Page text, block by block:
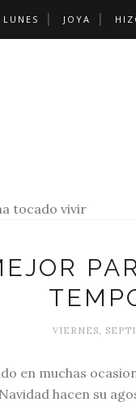
JOYA
tocado vivir
VIERNES,
en muchas
hacen su